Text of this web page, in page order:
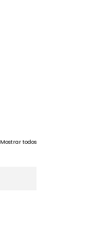
Mostrar todos